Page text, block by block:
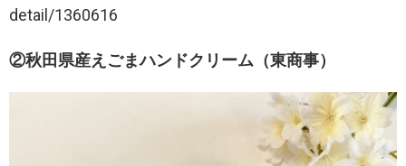
detail/1360616
②秋田県産えごまハンドクリーム（東商事）